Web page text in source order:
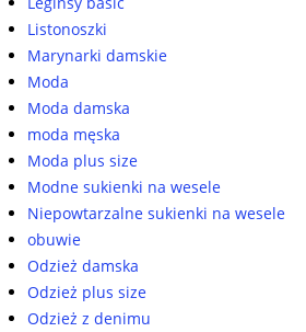
Listonoszki
Marynarki damskie
Moda
Moda damska
moda męska
Moda plus size
Modne sukienki na wesele
Niepowtarzalne sukienki na wesele
obuwie
Odzież damska
Odzież plus size
Odzież z denimu